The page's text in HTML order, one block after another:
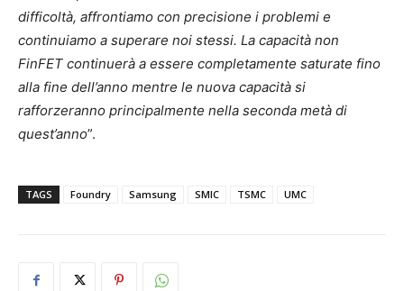
difficoltà, affrontiamo con precisione i problemi e
continuiamo a superare noi stessi. La capacità non
FinFET continuerà a essere completamente saturate fino
alla fine dell’anno mentre le nuova capacità si
rafforzeranno principalmente nella seconda metà di
quest’anno”.
TAGS Foundry Samsung SMIC TSMC UMC